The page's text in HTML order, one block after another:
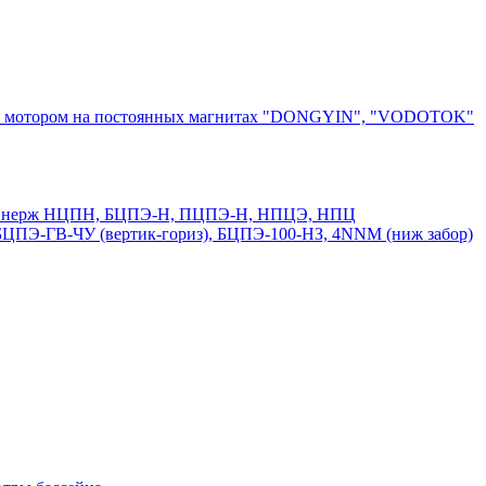
мотором на постоянных магнитах "DONGYIN", "VODOTOK"
и нерж НЦПН, БЦПЭ-Н, ПЦПЭ-Н, НПЦЭ, НПЦ
ГВ-ЧУ (вертик-гориз), БЦПЭ-100-НЗ, 4NNM (ниж забор)